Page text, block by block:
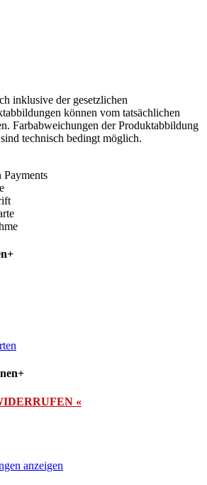
inklusive der gesetzlichen
können vom tatsächlichen
Farbabweichungen der Produktabbildung
technisch bedingt möglich.
+
+
«
anzeigen